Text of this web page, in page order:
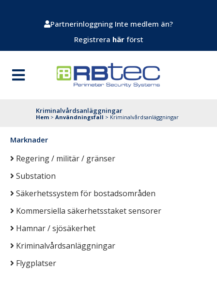
Partnerinloggning Inte medlem än?
Registrera härförst
Kriminalvårdsanläggningar
Hem > Användningsfall > Kriminalvårdsanläggningar
Marknader
Regering / militär / gränser
Substation
Säkerhetssystem för bostadsområden
Kommersiella säkerhetsstaket sensorer
Hamnar / sjösäkerhet
Kriminalvårdsanläggningar
Flygplatser